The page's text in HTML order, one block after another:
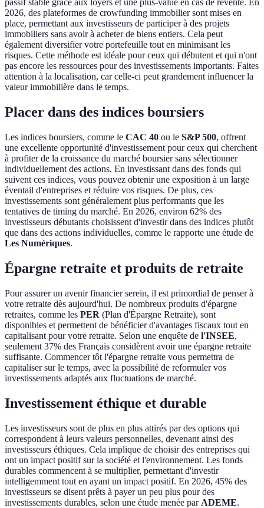
passif stable grâce aux loyers et une plus-value en cas de revente. En
2026, des plateformes de crowfunding immobilier sont mises en
place, permettant aux investisseurs de participer à des projets
immobiliers sans avoir à acheter de biens entiers. Cela peut
également diversifier votre portefeuille tout en minimisant les
risques. Cette méthode est idéale pour ceux qui débutent et qui n'ont
pas encore les ressources pour des investissements importants. Faites
attention à la localisation, car celle-ci peut grandement influencer la
valeur immobilière dans le temps.
Placer dans des indices boursiers
Les indices boursiers, comme le CAC 40 ou le S&P 500, offrent
une excellente opportunité d'investissement pour ceux qui cherchent
à profiter de la croissance du marché boursier sans sélectionner
individuellement des actions. En investissant dans des fonds qui
suivent ces indices, vous pouvez obtenir une exposition à un large
éventail d'entreprises et réduire vos risques. De plus, ces
investissements sont généralement plus performants que les
tentatives de timing du marché. En 2026, environ 62% des
investisseurs débutants choisissent d'investir dans des indices plutôt
que dans des actions individuelles, comme le rapporte une étude de
Les Numériques.
Épargne retraite et produits de retraite
Pour assurer un avenir financier serein, il est primordial de penser à
votre retraite dès aujourd'hui. De nombreux produits d'épargne
retraites, comme les PER (Plan d'Épargne Retraite), sont
disponibles et permettent de bénéficier d'avantages fiscaux tout en
capitalisant pour votre retraite. Selon une enquête de l'INSEE,
seulement 37% des Français considèrent avoir une épargne retraite
suffisante. Commencer tôt l'épargne retraite vous permettra de
capitaliser sur le temps, avec la possibilité de reformuler vos
investissements adaptés aux fluctuations de marché.
Investissement éthique et durable
Les investisseurs sont de plus en plus attirés par des options qui
correspondent à leurs valeurs personnelles, devenant ainsi des
investisseurs éthiques. Cela implique de choisir des entreprises qui
ont un impact positif sur la société et l'environnement. Les fonds
durables commencent à se multiplier, permettant d'investir
intelligemment tout en ayant un impact positif. En 2026, 45% des
investisseurs se disent prêts à payer un peu plus pour des
investissements durables, selon une étude menée par ADEME.